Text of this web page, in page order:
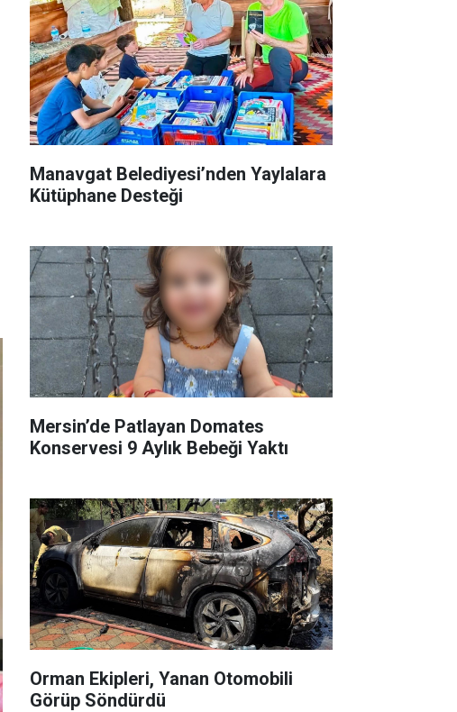
Manavgat Belediyesi’nden Yaylalara
Kütüphane Desteği
Mersin’de Patlayan Domates
Konservesi 9 Aylık Bebeği Yaktı
Orman Ekipleri, Yanan Otomobili
Görüp Söndürdü